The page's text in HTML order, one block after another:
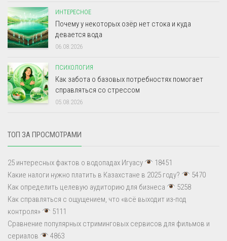
ИНТЕРЕСНОЕ
Почему у некоторых озёр нет стока и куда
девается вода
06.08.2026
ПСИХОЛОГИЯ
Как забота о базовых потребностях помогает
справляться со стрессом
05.08.2026
ТОП ЗА ПРОСМОТРАМИ
25 интересных фактов о водопадах Игуасу
18451
Какие налоги нужно платить в Казахстане в 2025 году?
5470
Как определить целевую аудиторию для бизнеса
5258
Как справляться с ощущением, что «всё выходит из-под
контроля»
5111
Сравнение популярных стриминговых сервисов для фильмов и
сериалов
4863